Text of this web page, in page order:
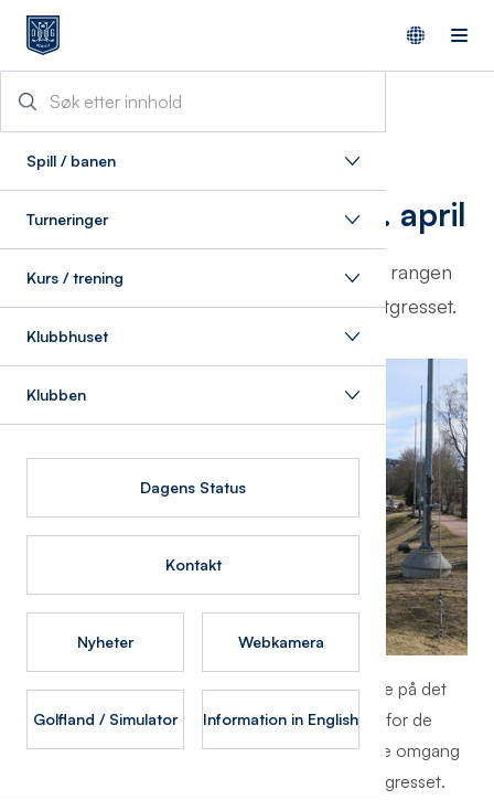
Spill / banen
Turneringer
Kurs / trening
Klubbhuset
Klubben
Dagens Status
Kontakt
Nyheter Webkamera
Golfland / Simulator Information in English
Rangen åpnes delvis 20. april
Lørdag 20. april kl. 08.00 åpner driving rangen
med ti matter plassert ute på selve kunstgresset.
Det forberedes for bygging av tak over mattene på det
nederste nivået på driving rangen. Sikkerheten for de
som arbeider på området må prioriteres. I første omgang
åpner derfor rangen med ti matter ute på kunstgresset.